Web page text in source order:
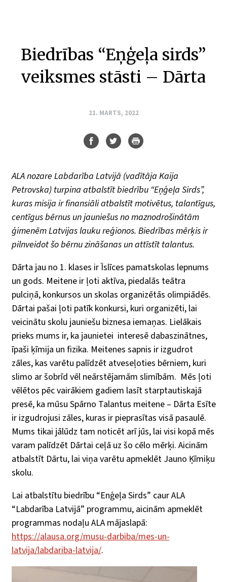
Biedrības “Eņģeļa sirds”
veiksmes stāsti – Dārta
21. MARTS, 2022
ALA nozare Labdarība Latvijā (vadītāja Kaija
Petrovska) turpina atbalstīt biedrību “Eņģeļa Sirds”,
kuras misija ir finansiāli atbalstīt motivētus, talantīgus,
centīgus bērnus un jauniešus no maznodrošinātām
ģimenēm Latvijas lauku reģionos. Biedrības mērķis ir
pilnveidot šo bērnu zināšanas un attīstīt talantus.
Dārta jau no 1. klases ir Īslīces pamatskolas lepnums
un gods. Meitene ir ļoti aktīva, piedalās teātra
pulciņā, konkursos un skolas organizētās olimpiādēs.
Dārtai pašai ļoti patīk konkursi, kuri organizēti, lai
veicinātu skolu jauniešu biznesa iemaņas. Lielākais
prieks mums ir, ka jaunietei interesē dabaszinātnes,
īpaši ķīmija un fizika. Meitenes sapnis ir izgudrot
zāles, kas varētu palīdzēt atveseļoties bērniem, kuri
slimo ar šobrīd vēl neārstējamām slimībām. Mēs ļoti
vēlētos pēc vairākiem gadiem lasīt starptautiskajā
presē, ka mūsu Spārno Talantus meitene – Dārta Esīte
ir izgudrojusi zāles, kuras ir pieprasītas visā pasaulē.
Mums tikai jālūdz tam noticēt arī jūs, lai visi kopā mēs
varam palīdzēt Dārtai ceļā uz šo cēlo mērķi. Aicinām
atbalstīt Dārtu, lai viņa varētu apmeklēt Jauno Ķīmiķu
skolu.
Lai atbalstītu biedrību “Enģeļa Sirds” caur ALA
“Labdarība Latvijā” programmu, aicinām apmeklēt
programmas nodaļu ALA mājaslapā:
https://alausa.org/musu-darbiba/mes-un-
latvija/labdariba-latvija/.